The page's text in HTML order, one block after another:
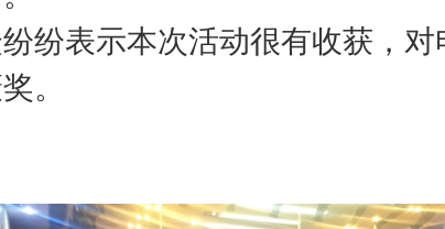
纷表示本次活动很有收获，对
。